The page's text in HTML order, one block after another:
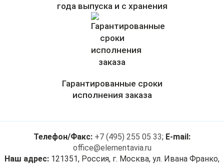
года выпуска и с хранения
Гарантированные сроки
исполнения заказа
Телефон/Факс: +7 (495) 255 05 33; E-mail:
office@elementavia.ru
Наш адрес: 121351, Россия, г. Москва, ул. Ивана Франко,